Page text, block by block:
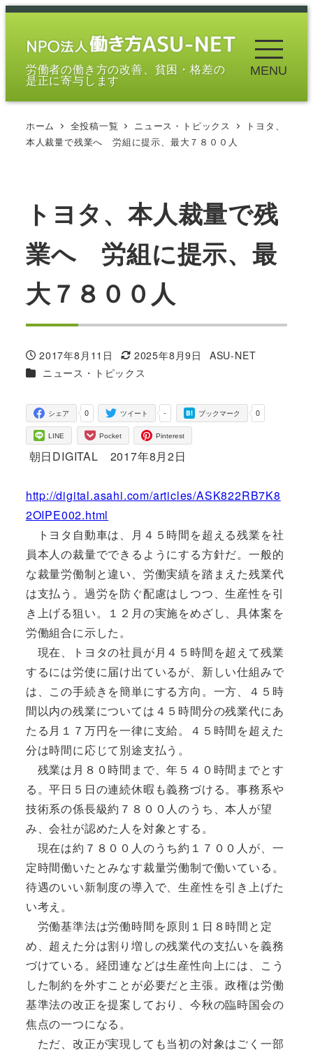
メ
労働者の働き方の改善、貧困・格差の
是正に寄与します
MENU
ホーム 全投稿一覧 ニュース・トピックス
トヨタ、
本人裁量で残業へ 労組に提示、最大７８００人
トヨタ、本人裁量で残
業へ 労組に提示、最
大７８００人
投稿日
2017年8月11日
更新日
2025年8月9日
著
ASU-NET
カテゴリー
ニュース・トピックス
0
シェア -
ツイート 0
ブックマーク
LINE Pocket Pinterest
朝日DIGITAL 2017年8月2日
http://digital.asahi.com/articles/ASK822RB7K8
2OIPE002.html
トヨタ自動車は、月４５時間を超える残業を社
員本人の裁量でできるようにする方針だ。一般的
な裁量労働制と違い、労働実績を踏まえた残業代
は支払う。過労を防ぐ配慮はしつつ、生産性を引
き上げる狙い。１２月の実施をめざし、具体案を
労働組合に示した。
現在、トヨタの社員が月４５時間を超えて残業
するには労使に届け出ているが、新しい仕組みで
は、この手続きを簡単にする方向。一方、４５時
間以内の残業については４５時間分の残業代にあ
たる月１７万円を一律に支給。４５時間を超えた
分は時間に応じて別途支払う。
残業は月８０時間まで、年５４０時間までとす
る。平日５日の連続休暇も義務づける。事務系や
技術系の係長級約７８００人のうち、本人が望
み、会社が認めた人を対象とする。
現在は約７８００人のうち約１７００人が、一
定時間働いたとみなす裁量労働制で働いている。
待遇のいい新制度の導入で、生産性を引き上げた
い考え。
労働基準法は労働時間を原則１日８時間と定
め、超えた分は割り増しの残業代の支払いを義務
づけている。経団連などは生産性向上には、こう
した制約を外すことが必要だと主張。政権は労働
基準法の改正を提案しており、今秋の臨時国会の
焦点の一つになる。
ただ、改正が実現しても当初の対象はごく一部